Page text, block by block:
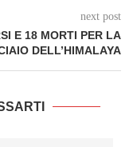
next post
E 18 MORTI PER LA
DELL’HIMALAYA